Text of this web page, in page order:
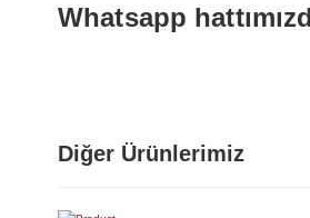
Whatsapp
Diğer Ürünlerimiz